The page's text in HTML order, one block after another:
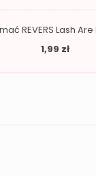
REVERS Lash
1,99 zł